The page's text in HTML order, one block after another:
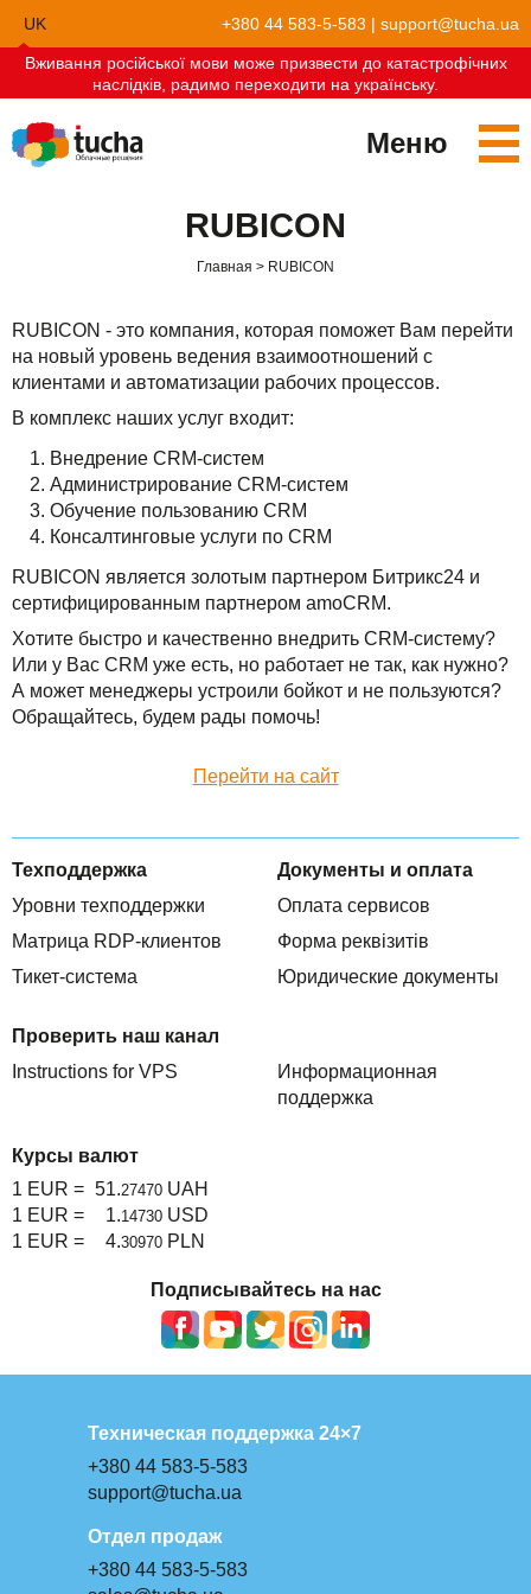
UK
EN
+380 44 583-5-583 | support@tucha.ua
Вживання російської мови може призвести до катастрофічних
наслідків, радимо переходити на українську.
Меню
TuchaBit+
TuchaHost
TuchaMetal
TuchaHosting
TuchaSync
Облака для e-commerce
Хостинг CRM
Хостинг сайтов-конструкторов
Удаленный офис
Реселінг хостингу
Стать партнёром
Отзывы
О нас
Компания
Контакты
RUBICON
Главная RUBICON
RUBICON - это компания, которая поможет Вам перейти
на новый уровень ведения взаимоотношений с
клиентами и автоматизации рабочих процессов.
В комплекс наших услуг входит:
Внедрение CRM-систем
Администрирование CRM-систем
Обучение пользованию CRM
Консалтинговые услуги по CRM
RUBICON является золотым партнером Битрикс24 и
сертифицированным партнером amoCRM.
Хотите быстро и качественно внедрить CRM-систему?
Или у Вас CRM уже есть, но работает не так, как нужно?
А может менеджеры устроили бойкот и не пользуются?
Обращайтесь, будем рады помочь!
Перейти на сайт
Техподдержка
Уровни техподдержки
Матрица RDP-клиентов
Тикет-система
Документы и оплата
Оплата сервисов
Форма реквізитів
Юридические документы
Проверить наш канал
Instructions for VPS
Информационная
поддержка
Курсы валют
1 EUR = 51.27470 UAH
1 EUR =
1.14730 USD
1 EUR =
4.30970 PLN
Подписывайтесь на нас
Техническая поддержка 24×7
+380 44 583-5-583
support@tucha.ua
Отдел продаж
+380 44 583-5-583